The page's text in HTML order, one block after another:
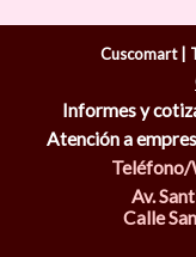
Cuscomart |
Informes y
Atención a
Teléfono/
Av.
Calle